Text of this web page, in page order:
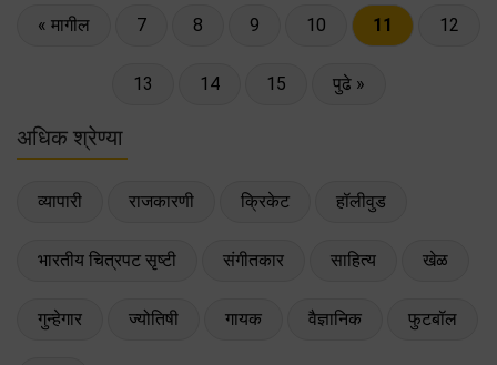
« मागील 7 8 9 10 11 12
13 14 15 पुढे »
अधिक श्रेण्या
व्यापारी राजकारणी क्रिकेट हॉलीवुड
भारतीय चित्रपट सृष्टी संगीतकार साहित्य खेळ
गुन्हेगार ज्योतिषी गायक वैज्ञानिक फुटबॉल